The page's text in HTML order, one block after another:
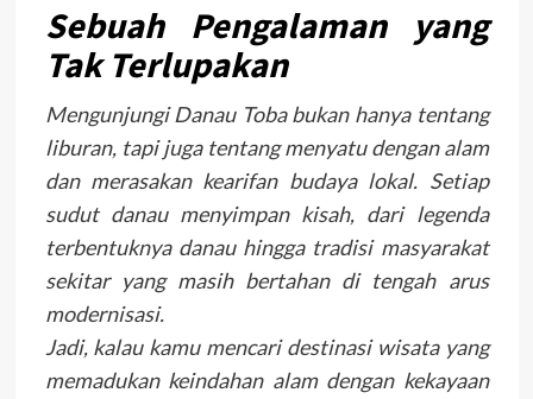
Sebuah Pengalaman yang
Tak Terlupakan
Mengunjungi Danau Toba bukan hanya tentang
liburan, tapi juga tentang menyatu dengan alam
dan merasakan kearifan budaya lokal. Setiap
sudut danau menyimpan kisah, dari legenda
terbentuknya danau hingga tradisi masyarakat
sekitar yang masih bertahan di tengah arus
modernisasi.
Jadi, kalau kamu mencari destinasi wisata yang
memadukan keindahan alam dengan kekayaan